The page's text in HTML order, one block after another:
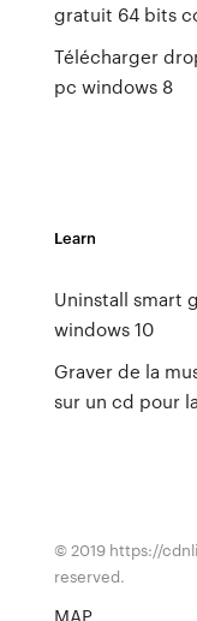
gratuit 64 bits
Télécharger
pc windows 8
Learn
Uninstall smart
windows 10
Graver de la
sur un cd pour
© 2019 https://
reserved.
MAP